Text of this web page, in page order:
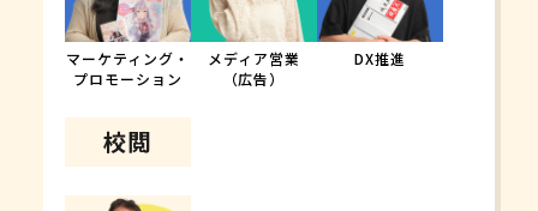
マーケティング・
プロモーション
メディア営業
（広告）
DX推進
校閲